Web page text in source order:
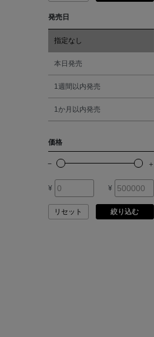
ATELIER AMBOISE
FIRENZE
AURALEE
レッド
オレンジ
シルバー
発売日
指定なし
本日発売
1週間以内発売
1か月以内発売
価格
¥ ¥
リセット 絞り込む